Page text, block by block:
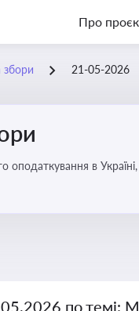
Про
збори 21-05-2026
по темі: